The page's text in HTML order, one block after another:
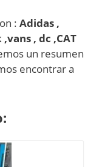
: Adidas ,
, dc ,CAT
un resumen
encontrar a